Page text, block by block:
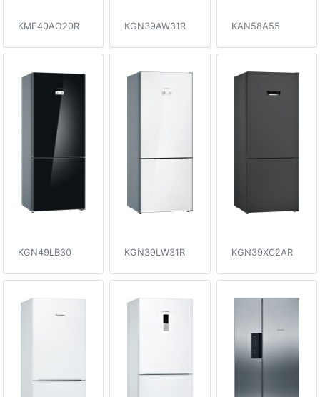
KMF40AO20R KGN39AW31R KAN58A55
KGN49LB30 KGN39LW31R KGN39XC2AR